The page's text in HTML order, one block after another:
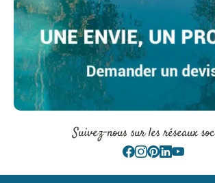
Suivez-nous sur les réseaux